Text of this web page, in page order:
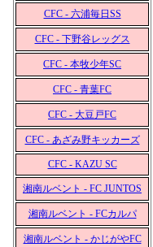
CFC - 六浦毎日SS
CFC - 下野谷レッグス
CFC - 本牧少年SC
CFC - 青葉FC
CFC - 大豆戸FC
CFC - あざみ野キッカーズ
CFC - KAZU SC
湘南ルベント - FC JUNTOS
湘南ルベント - FCカルパ
湘南ルベント - かじがやFC